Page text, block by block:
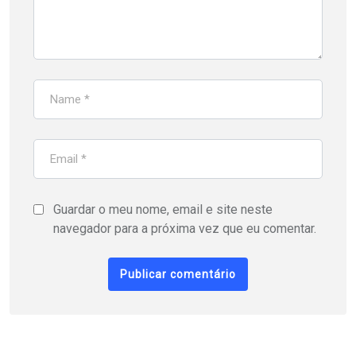
Guardar o meu nome, email e site neste
navegador para a próxima vez que eu comentar.